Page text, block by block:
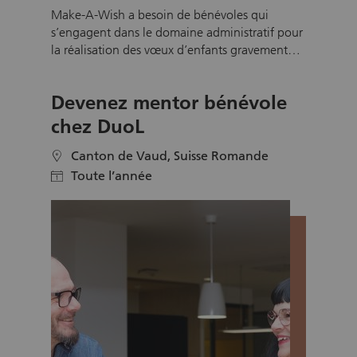
Make-A-Wish a besoin de bénévoles qui
s’engagent dans le domaine administratif pour
la réalisation des vœux d’enfants gravement
concernés en leur apportant espoir et force
pour l’avenir. Grâce à votre engagement, les
Wish Makers peuvent rendre visite à des
enfants confrontés à de graves problèmes de
santé et réaliser leurs rêves.
Devenez mentor bénévole
chez DuoL
location Canton de Vaud, Suisse Romande
calendar Toute l’année